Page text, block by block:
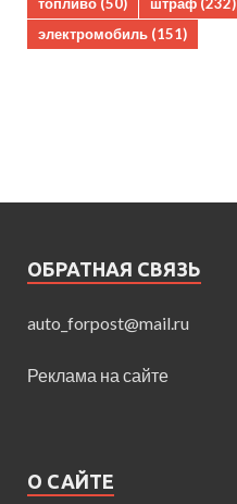
топливо (50) штраф (232)
электромобиль (151)
ОБРАТНАЯ СВЯЗЬ
auto_forpost@mail.ru
Реклама на сайте
О САЙТЕ